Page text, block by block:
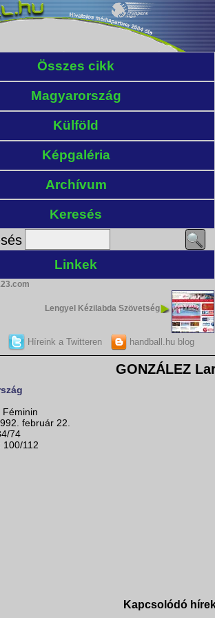
Összes cikk
Magyarország
Külföld
Képgaléria
Archívum
Keresés
Linkek
Lengyel Kézilabda Szövetség
Híreink a Twitteren handball.hu blog
GONZÁLEZ
Féminin
február 22.
74
100/112
Kapcsolódó